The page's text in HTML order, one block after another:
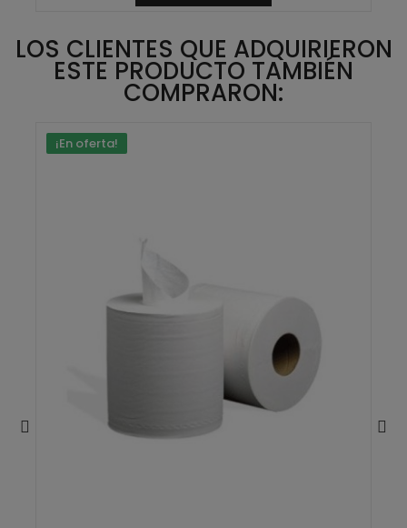
LOS CLIENTES QUE ADQUIRIERON
ESTE PRODUCTO TAMBIÉN
COMPRARON:
¡En oferta!